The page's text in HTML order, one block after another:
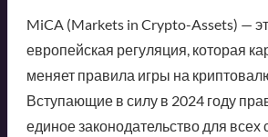
MiCA (Markets in Crypto-Assets) —
европейская регуляция, которая
меняет правила игры на
Вступающие в силу в 2024 году
единое законодательство для всех